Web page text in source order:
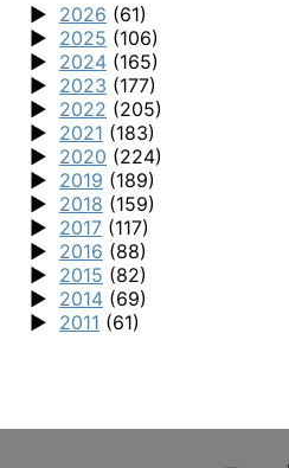
2026 (61)
2025 (106)
2024 (165)
2023 (177)
2022 (205)
2021 (183)
2020 (224)
2019 (189)
2018 (159)
2017 (117)
2016 (88)
2015 (82)
2014 (69)
2011 (61)